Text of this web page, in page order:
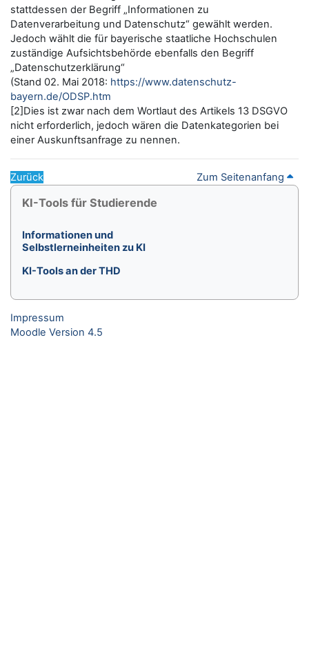
stattdessen der Begriff „Informationen zu
Datenverarbeitung und Datenschutz“ gewählt werden.
Jedoch wählt die für bayerische staatliche Hochschulen
zuständige Aufsichtsbehörde ebenfalls den Begriff
„Datenschutzerklärung“
(Stand 02. Mai 2018: https://www.datenschutz-
bayern.de/ODSP.htm
[2]Dies ist zwar nach dem Wortlaut des Artikels 13 DSGVO
nicht erforderlich, jedoch wären die Datenkategorien bei
einer Auskunftsanfrage zu nennen.
Zurück Zum Seitenanfang
Blöcke
KI-Tools für Studierende überspringen
KI-Tools für Studierende
Informationen und
Selbstlerneinheiten zu KI
KI-Tools an der THD
Impressum
Moodle Version 4.5